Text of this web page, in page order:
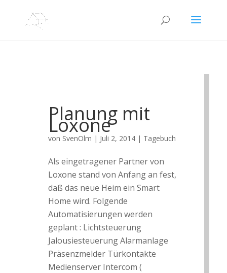
Planung mit
Loxone
von SvenOlm | Juli 2, 2014| Tagebuch
Als eingetragener Partner von
Loxone stand von Anfang an fest,
daß das neue Heim ein Smart
Home wird. Folgende
Automatisierungen werden
geplant : Lichtsteuerung
Jalousiesteuerung Alarmanlage
Präsenzmelder Türkontakte
Medienserver Intercom (